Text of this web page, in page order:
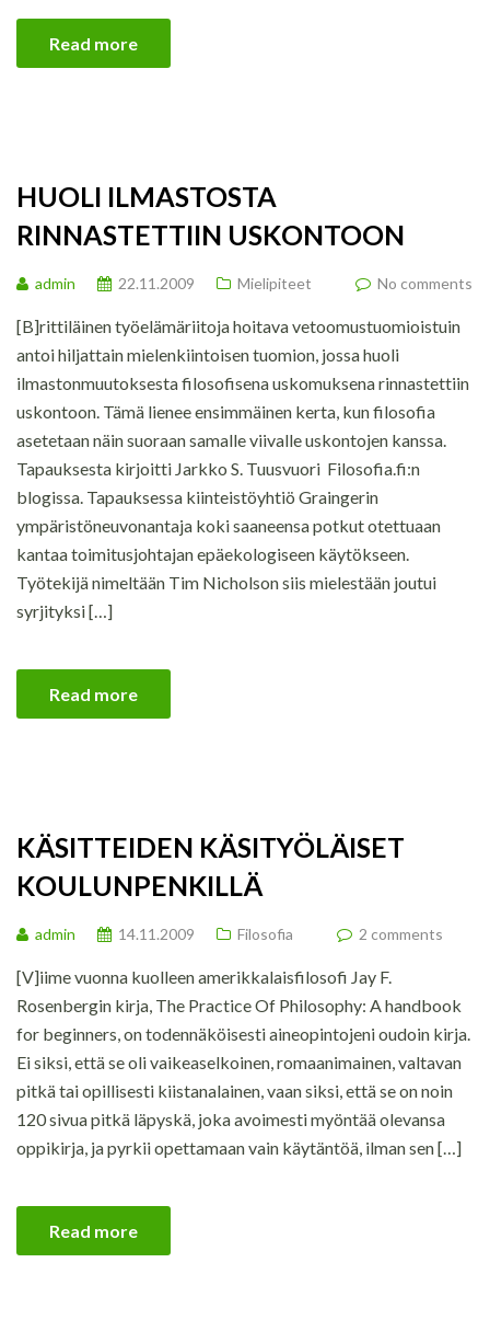
Read more
HUOLI ILMASTOSTA
RINNASTETTIIN USKONTOON
admin 22.11.2009 Mielipiteet No comments
[B]rittiläinen työelämäriitoja hoitava vetoomustuomioistuin
antoi hiljattain mielenkiintoisen tuomion, jossa huoli
ilmastonmuutoksesta filosofisena uskomuksena rinnastettiin
uskontoon. Tämä lienee ensimmäinen kerta, kun filosofia
asetetaan näin suoraan samalle viivalle uskontojen kanssa.
Tapauksesta kirjoitti Jarkko S. Tuusvuori Filosofia.fi:n
blogissa. Tapauksessa kiinteistöyhtiö Graingerin
ympäristöneuvonantaja koki saaneensa potkut otettuaan
kantaa toimitusjohtajan epäekologiseen käytökseen.
Työtekijä nimeltään Tim Nicholson siis mielestään joutui
syrjityksi […]
Read more
KÄSITTEIDEN KÄSITYÖLÄISET
KOULUNPENKILLÄ
admin 14.11.2009 Filosofia 2 comments
[V]iime vuonna kuolleen amerikkalaisfilosofi Jay F.
Rosenbergin kirja, The Practice Of Philosophy: A handbook
for beginners, on todennäköisesti aineopintojeni oudoin kirja.
Ei siksi, että se oli vaikeaselkoinen, romaanimainen, valtavan
pitkä tai opillisesti kiistanalainen, vaan siksi, että se on noin
120 sivua pitkä läpyskä, joka avoimesti myöntää olevansa
oppikirja, ja pyrkii opettamaan vain käytäntöä, ilman sen […]
Read more